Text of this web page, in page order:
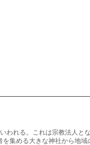
われる。これは宗教法人と
集める大きな神社から地域